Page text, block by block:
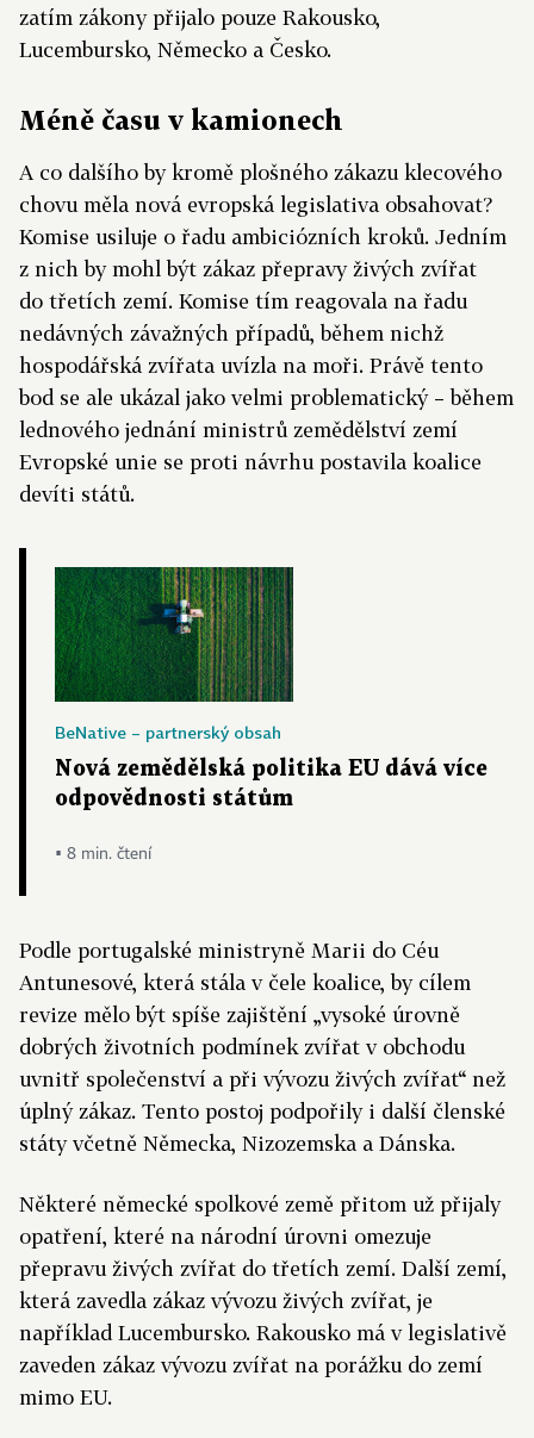
zatím zákony přijalo pouze Rakousko,
Lucembursko, Německo a Česko.
Méně času v kamionech
A co dalšího by kromě plošného zákazu klecového
chovu měla nová evropská legislativa obsahovat?
Komise usiluje o řadu ambiciózních kroků. Jedním
z nich by mohl být zákaz přepravy živých zvířat
do třetích zemí. Komise tím reagovala na řadu
nedávných závažných případů, během nichž
hospodářská zvířata uvízla na moři. Právě tento
bod se ale ukázal jako velmi problematický – během
lednového jednání ministrů zemědělství zemí
Evropské unie se proti návrhu postavila koalice
devíti států.
BeNative – partnerský obsah
Nová zemědělská politika EU dává více
odpovědnosti státům
▪ 8 min. čtení
Podle portugalské ministryně Marii do Céu
Antunesové, která stála v čele koalice, by cílem
revize mělo být spíše zajištění „vysoké úrovně
dobrých životních podmínek zvířat v obchodu
uvnitř společenství a při vývozu živých zvířat“ než
úplný zákaz. Tento postoj podpořily i další členské
státy včetně Německa, Nizozemska a Dánska.
Některé německé spolkové země přitom už přijaly
opatření, které na národní úrovni omezuje
přepravu živých zvířat do třetích zemí. Další zemí,
která zavedla zákaz vývozu živých zvířat, je
například Lucembursko. Rakousko má v legislativě
zaveden zákaz vývozu zvířat na porážku do zemí
mimo EU.